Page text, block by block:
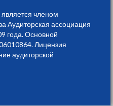
является членом
Аудиторская ассоциация
года. Основной
Лицензия
аудиторской